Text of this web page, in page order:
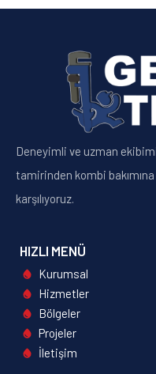
Deneyimli ve uzman
tamirinden kombi
karşılıyoruz.
HIZLI MENÜ
Kurumsal
Hizmetler
Bölgeler
Projeler
İletişim